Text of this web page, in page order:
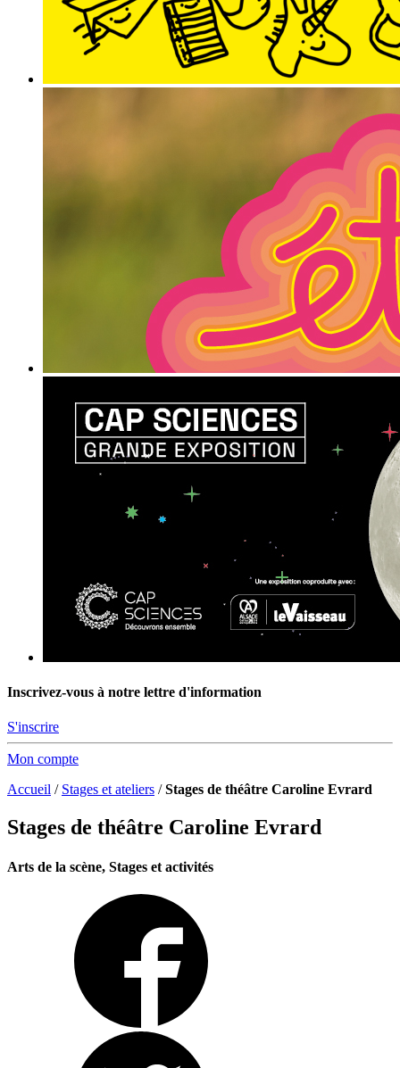
Inscrivez-vous à notre lettre d'information
S'inscrire
Mon compte
Accueil / Stages et ateliers /Stages de théâtre Caroline Evrard
Stages de théâtre Caroline Evrard
Arts de la scène, Stages et activités